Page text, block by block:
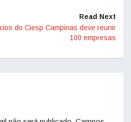
Read Next
do Ciesp Campinas deve reunir
100 empresas